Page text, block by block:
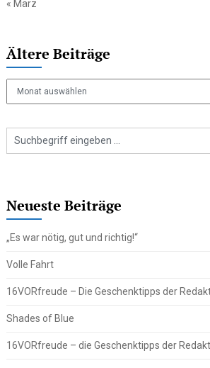
« März
Ältere Beiträge
Neueste Beiträge
„Es war nötig, gut und richtig!“
Volle Fahrt
16VORfreude – Die Geschenktipps der
Shades of Blue
16VORfreude – die Geschenktipps der